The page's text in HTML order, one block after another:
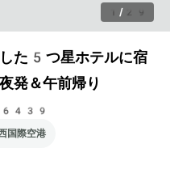
1 / 29
た5つ星ホテルに宿
発＆午前帰り
6439
国際空港